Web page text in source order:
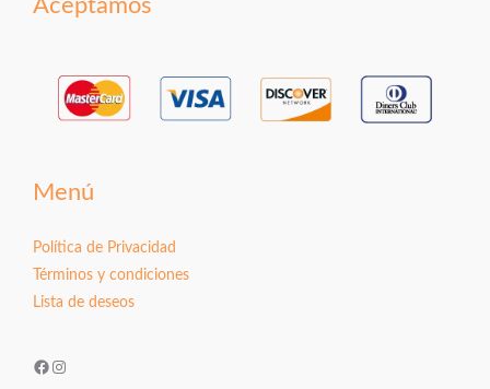
Aceptamos
Menú
Política de Privacidad
Términos y condiciones
Lista de deseos
Facebook
Instagram